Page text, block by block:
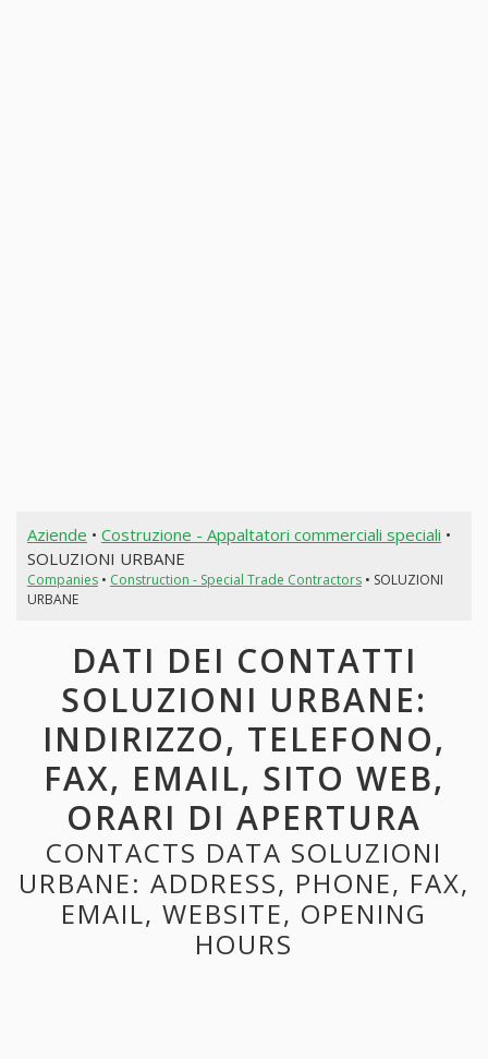
Aziende • Costruzione - Appaltatori commerciali speciali •
SOLUZIONI URBANE
Companies• Construction - Special Trade Contractors• SOLUZIONI
URBANE
DATI DEI CONTATTI
SOLUZIONI URBANE:
INDIRIZZO, TELEFONO,
FAX, EMAIL, SITO WEB,
ORARI DI APERTURA
CONTACTS DATA SOLUZIONI
URBANE: ADDRESS, PHONE, FAX,
EMAIL, WEBSITE, OPENING
HOURS